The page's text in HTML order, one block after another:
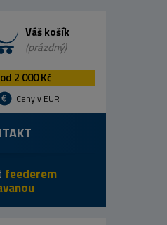
Váš košík
(prázdný)
2 000 Kč
Ceny v EUR
feederem